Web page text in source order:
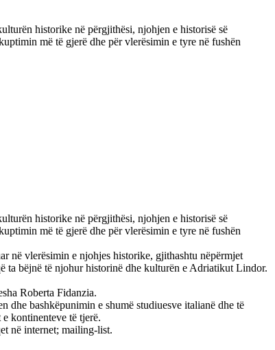
historike në përgjithësi, njohjen e historisë së
më të gjerë dhe për vlerësimin e tyre në fushën
historike në përgjithësi, njohjen e historisë së
më të gjerë dhe për vlerësimin e tyre në fushën
në vlerësimin e njohjes historike, gjithashtu nëpërmjet
ta bëjnë të njohur historinë dhe kulturën e Adriatikut Lindor.
Roberta Fidanzia.
dhe bashkëpunimin e shumë studiuesve italianë dhe të
kontinenteve të tjerë.
në internet; mailing-list.